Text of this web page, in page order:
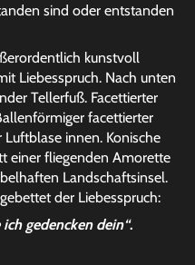
sind oder entstanden
kunstvoll
Liebesspruch. Nach unten
Tellerfuß. Facettierter
facettierter
innen. Konische
einer fliegenden Amorette
Landschaftsinsel.
der Liebesspruch:
gedencken dein“.